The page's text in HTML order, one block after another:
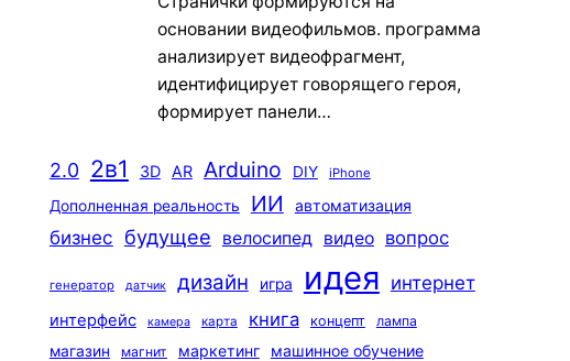
основании видеофильмов. программа
анализирует видеофрагмент,
идентифицирует говорящего героя,
формирует панели…
2.0 2в1 3D AR Arduino DIY iPhone
Дополненная реальность ИИ автоматизация
бизнес будущее велосипед видео вопрос
генератор датчик дизайн игра идея интернет
интерфейс камера карта книга концепт лампа
магазин магнит маркетинг машинное обучение